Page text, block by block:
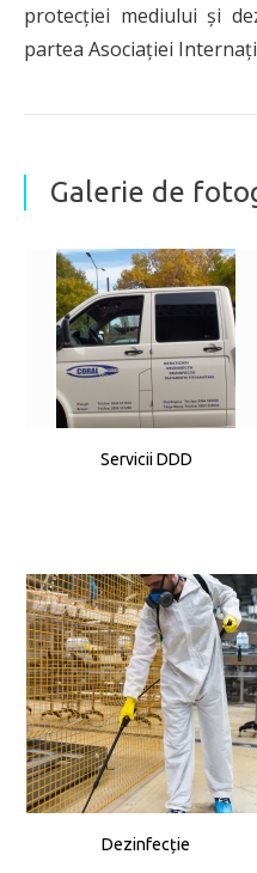
protecției mediului și
partea Asociației
Galerie de
Servicii DDD
Dezinfecție